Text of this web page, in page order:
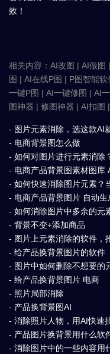
效！
相关内容：AI改图 | AI做图
图 | AI在线P图 | P图智能
一键P图 | AI一键修图 | AI
图神器 | 修图神器 | AI扣图
- 图片元素消除，选这款AI
- 电商背景图怎么做
- 如何对图片进行元素消除
- 电商产品背景图素材图库
- 如何快速消除图片元素？
- 电商产品背景图片 自动生
- 如何消除图片中多余的元
- 背景不变+添加商品
- 图片上元素消除的软件，
- 给产品换背景图片的软件
- 图片中如何删除不想要的
- 给产品换背景图片 电商
- 照片局部消除
- 产品换背景图AI
- 消除照片人物，用AI快速
- 产品图片换背景用什么软
- 消除图片中的一些内容用